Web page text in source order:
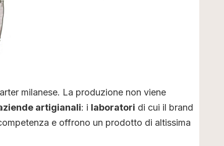
milanese. La produzione non viene
artigianali: i laboratori di cui il brand
e offrono un prodotto di altissima